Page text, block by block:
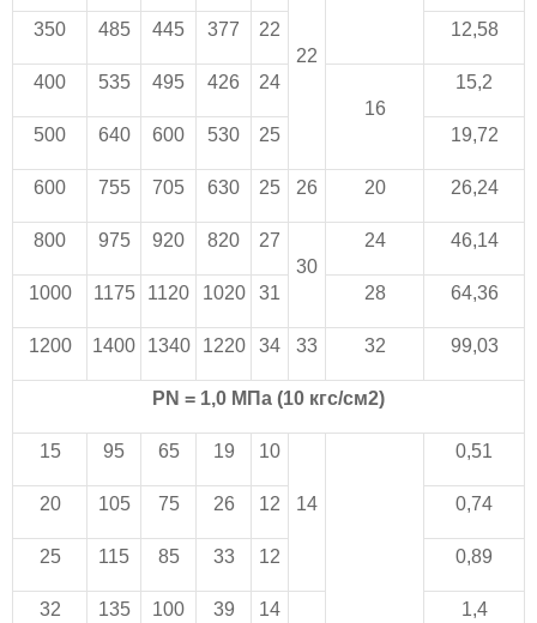
22
350 485 445 377 22 12,58
400 535 495 426
24
16
15,2
500 640 600 530 25 19,72
600 755 705 630 25 26 20 26,24
800 975 920 820
27
30
24 46,14
1000 1175 1120 1020 31 28 64,36
1200 1400 1340 1220 34 33 32 99,03
PN = 1,0 МПа (10 кгс/см2)
15 95 65 19 10
14
0,51
20 105 75 26 12 0,74
25 115 85 33 12 0,89
32 135 100 39 14 1,4